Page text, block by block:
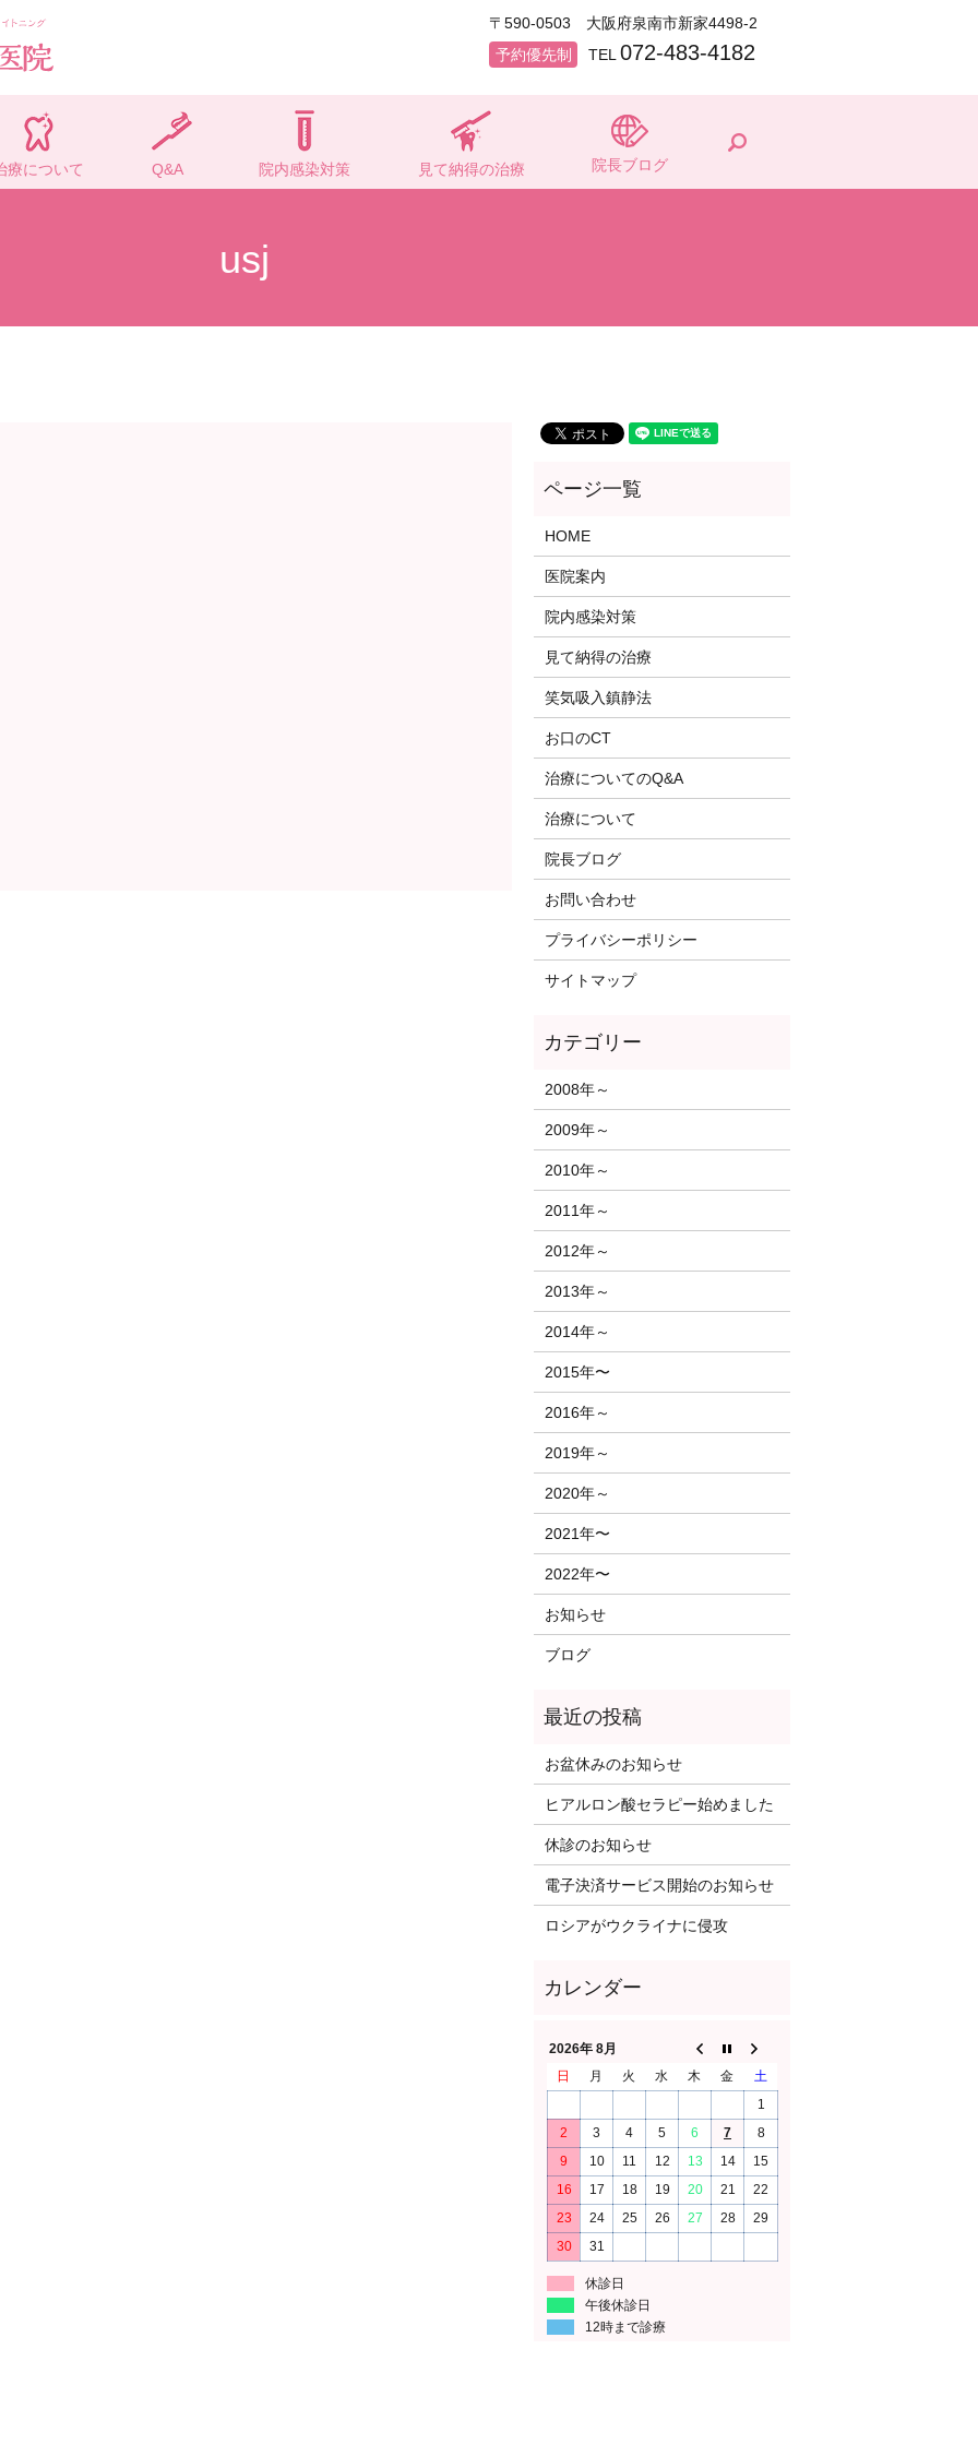
〒590-0503 大阪府泉南市新家4498-2
予約優先制
TEL072-483-4182
療について Q&A 院内感染対策 見て納得の治療 院長ブログ
usj
HOME
医院案内
院内感染対策
見て納得の治療
笑気吸入鎮静法
お口のCT
治療についてのQ&A
治療について
院長ブログ
お問い合わせ
プライバシーポリシー
サイトマップ
2008年～
2009年～
2010年～
2011年～
2012年～
2013年～
2014年～
2015年〜
2016年～
2019年～
2020年～
2021年〜
2022年〜
お知らせ
ブログ
お盆休みのお知らせ
ヒアルロン酸セラピー始めました
休診のお知らせ
電子決済サービス開始のお知らせ
ロシアがウクライナに侵攻
2026年 8月
日
月 火 水 木 金
土
1
2
3 4 5 6 7
8
9
10 11 12 13 14
15
16
17 18 19 20 21
22
23
24 25 26 27 28
29
30
31
休診日
午後休診日
12時まで診療